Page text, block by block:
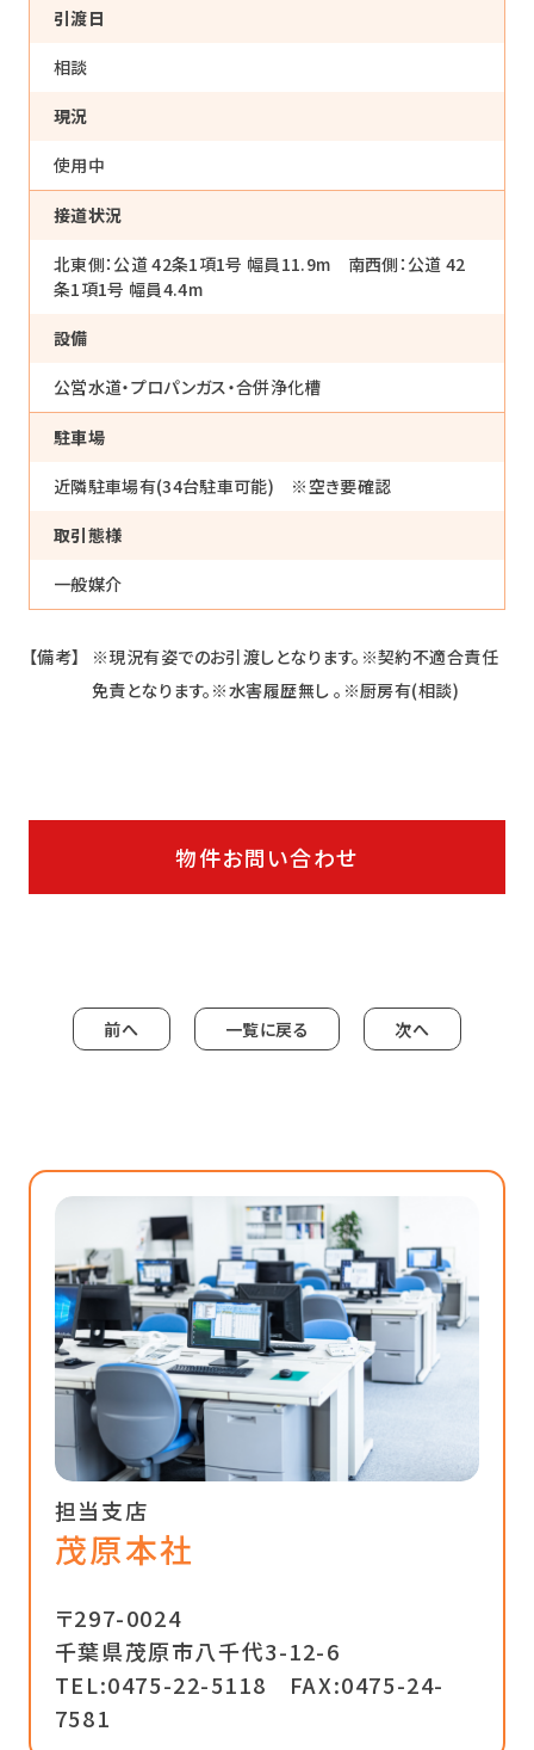
実績
引渡日
相談
現況
使用中
接道状況
北東側：公道 42条1項1号 幅員11.9m 南西側：公道 42
条1項1号 幅員4.4m
設備
公営水道・プロパンガス・合併浄化槽
駐車場
近隣駐車場有(34台駐車可能) ※空き要確認
取引態様
一般媒介
【備考】
※現況有姿でのお引渡しとなります。※契約不適合責任
免責となります。※水害履歴無し 。※厨房有(相談)
物件お問い合わせ
前へ 一覧に戻る 次へ
担当支店
茂原本社
〒297-0024
千葉県茂原市八千代3-12-6
TEL:0475-22-5118 FAX:0475-24-
7581